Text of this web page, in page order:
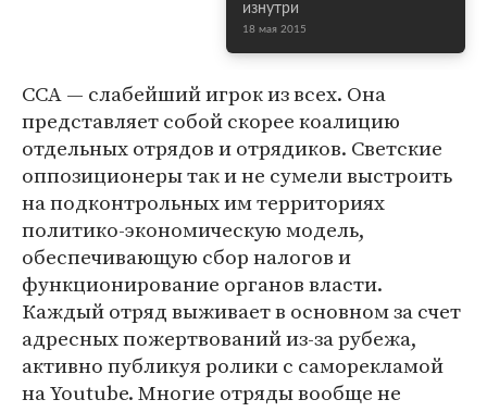
изнутри
18 мая 2015
ССА — слабейший игрок из всех. Она
представляет собой скорее коалицию
отдельных отрядов и отрядиков. Светские
оппозиционеры так и не сумели выстроить
на подконтрольных им территориях
политико-экономическую модель,
обеспечивающую сбор налогов и
функционирование органов власти.
Каждый отряд выживает в основном за счет
адресных пожертвований из-за рубежа,
активно публикуя ролики с саморекламой
на Youtube. Многие отряды вообще не